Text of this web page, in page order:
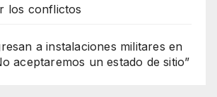
los conflictos
a instalaciones militares en
aceptaremos un estado de sitio”